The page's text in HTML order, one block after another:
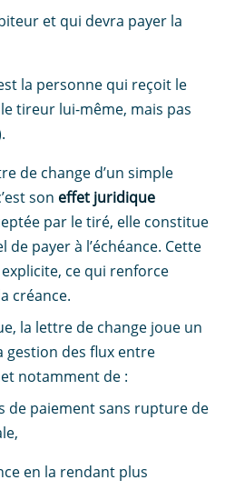
et qui devra payer la
la personne qui reçoit le
tireur lui-même, mais pas
de change d’un simple
son effet juridique
par le tiré, elle constitue
payer à l’échéance. Cette
ce qui renforce
créance.
la lettre de change joue un
des flux entre
notamment de :
de paiement sans rupture de
en la rendant plus